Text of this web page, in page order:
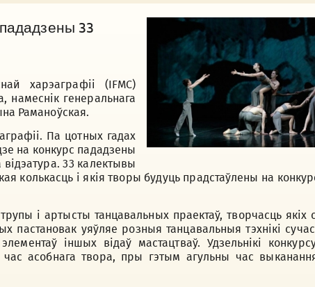
33
харэаграфіі (IFMC)
намеснік генеральнага
Раманоўская.
Па цотных гадах
на конкурс пададзены
33 калектывы
колькасць і якія творы будуць прадстаўлены на
і артысты танцавальных праектаў, творчасць якіх
пастановак уяўляе розныя танцавальныя тэхнікі
іншых відаў мастацтваў. Удзельнікі
асобнага твора, пры гэтым агульны час